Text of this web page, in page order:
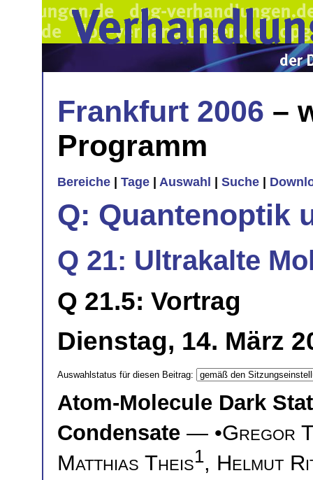
Frankfurt 2006 –
Programm
Bereiche Tage Auswahl Suche
Q: Quantenoptik
Q 21: Ultrakalte
Q 21.5: Vortrag
Dienstag, 14. März
Auswahlstatus für diesen Beitrag:
Atom-Molecule Dark
Condensate — •Gregor
Matthias Theis1, Helmut